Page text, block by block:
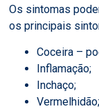
Os sintomas
os principais
Coceira –
Inflamação;
Inchaço;
Vermelhidão;